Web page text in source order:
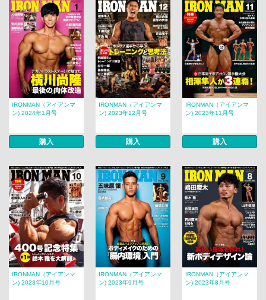
IRONMAN（アイアンマ
ン) 2024年1月号
購入
IRONMAN（アイアンマ
ン) 2023年12月号
購入
IRONMAN（アイアンマ
ン) 2023年11月号
購入
IRONMAN（アイアンマ
ン) 2023年10月号
IRONMAN（アイアンマ
ン) 2023年9月号
IRONMAN（アイアンマ
ン) 2023年8月号